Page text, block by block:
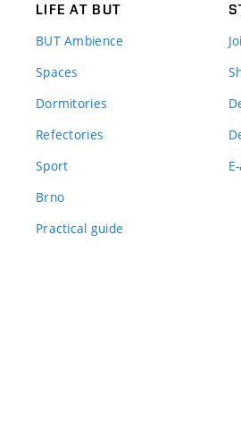
LIFE AT BUT
BUT Ambience
Spaces
Dormitories
Refectories
Sport
Brno
Practical guide